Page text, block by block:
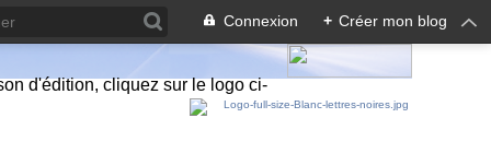
Connexion + Créer mon blog
d'édition, cliquez sur le logo ci-